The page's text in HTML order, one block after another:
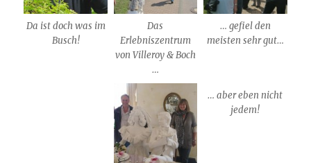
Da ist doch was im
Busch!
Das
Erlebniszentrum
von Villeroy & Boch
…
… gefiel den
meisten sehr gut…
… aber eben nicht
jedem!